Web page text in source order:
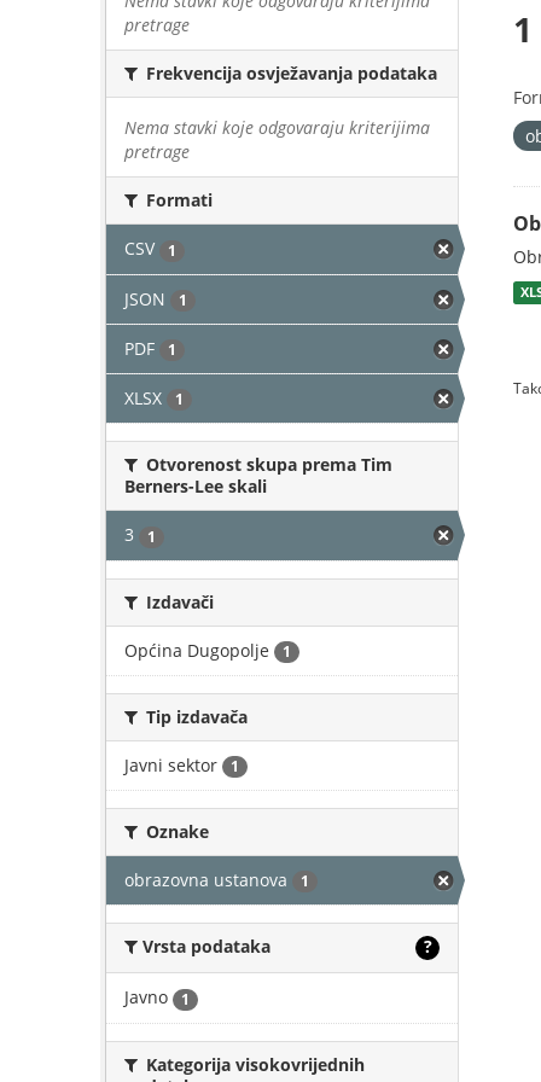
pretrage
Frekvencija osvježavanja podataka
Nema stavki koje odgovaraju kriterijima
pretrage
Formati
CSV 1
JSON 1
PDF 1
XLSX 1
Otvorenost skupa prema Tim
Berners-Lee skali
3 1
Izdavači
Općina Dugopolje 1
Tip izdavača
Javni sektor 1
Oznake
obrazovna ustanova 1
Vrsta podataka ?
Javno 1
Kategorija visokovrijednih
1